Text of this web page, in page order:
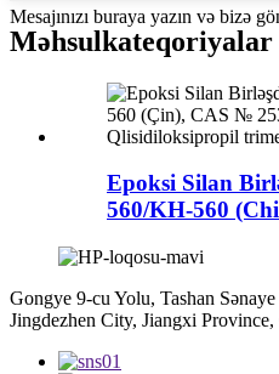
Mesajınızı buraya yazın və bizə
Məhsulkateqoriyalar
Epoksi Silan
560/KH-560
Gongye 9-cu Yolu, Tashan
Jingdezhen City, Jiangxi Province,